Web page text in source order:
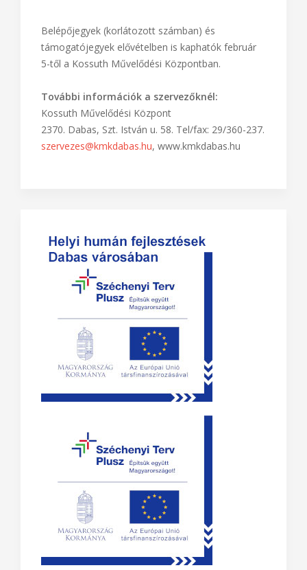
Belépőjegyek (korlátozott számban) és
támogatójegyek elővételben is kaphatók február
5-től a Kossuth Művelődési Központban.
További információk a szervezőknél:
Kossuth Művelődési Központ
2370. Dabas, Szt. István u. 58. Tel/fax: 29/360-237.
szervezes@kmkdabas.hu, www.kmkdabas.hu